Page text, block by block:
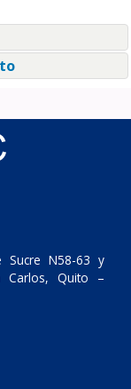
Sucre N58-63 y
Carlos, Quito –